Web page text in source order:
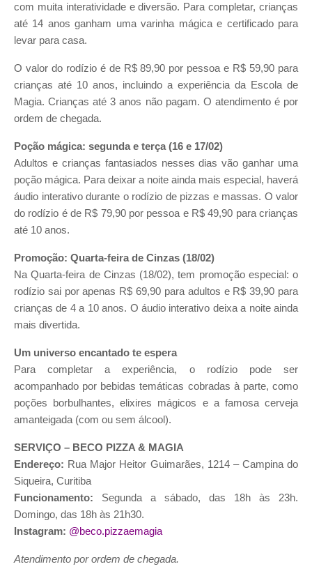
com muita interatividade e diversão. Para completar, crianças
até 14 anos ganham uma varinha mágica e certificado para
levar para casa.
O valor do rodízio é de R$ 89,90 por pessoa e R$ 59,90 para
crianças até 10 anos, incluindo a experiência da Escola de
Magia. Crianças até 3 anos não pagam. O atendimento é por
ordem de chegada.
Poção mágica: segunda e terça (16 e 17/02)
Adultos e crianças fantasiados nesses dias vão ganhar uma
poção mágica. Para deixar a noite ainda mais especial, haverá
áudio interativo durante o rodízio de pizzas e massas. O valor
do rodízio é de R$ 79,90 por pessoa e R$ 49,90 para crianças
até 10 anos.
Promoção: Quarta-feira de Cinzas (18/02)
Na Quarta-feira de Cinzas (18/02), tem promoção especial: o
rodízio sai por apenas R$ 69,90 para adultos e R$ 39,90 para
crianças de 4 a 10 anos. O áudio interativo deixa a noite ainda
mais divertida.
Um universo encantado te espera
Para completar a experiência, o rodízio pode ser
acompanhado por bebidas temáticas cobradas à parte, como
poções borbulhantes, elixires mágicos e a famosa cerveja
amanteigada (com ou sem álcool).
SERVIÇO – BECO PIZZA & MAGIA
Endereço: Rua Major Heitor Guimarães, 1214 – Campina do
Siqueira, Curitiba
Funcionamento:
Segunda a sábado, das 18h às 23h.
Domingo, das 18h às 21h30.
Instagram: @beco.pizzaemagia
Atendimento por ordem de chegada.